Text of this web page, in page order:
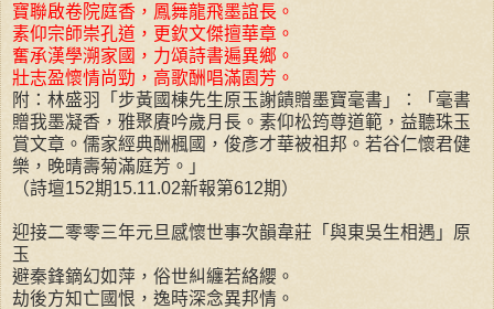
寶聯啟卷院庭香，鳳舞龍飛墨誼長。
素仰宗師崇孔道，更欽文傑擅華章。
奮承漢學溯家國，力頌詩書遍異鄉。
壯志盈懷情尚勁，高歌酬唱滿園芳。
附：林盛羽「步黃國棟先生原玉謝饋贈墨寶毫書」：「毫書
贈我墨凝香，雅聚賡吟歲月長。素仰松筠尊道範，益聽珠玉
賞文章。儒家經典酬楓國，俊彥才華被祖邦。若谷仁懷君健
樂，晚晴壽菊滿庭芳。」
（詩壇152期15.11.02新報第612期）
迎接二零零三年元旦感懷世事次韻韋莊「與東吳生相遇」原
玉
避秦鋒鏑幻如萍，俗世糾纏若絡纓。
劫後方知亡國恨，逸時深念異邦情。